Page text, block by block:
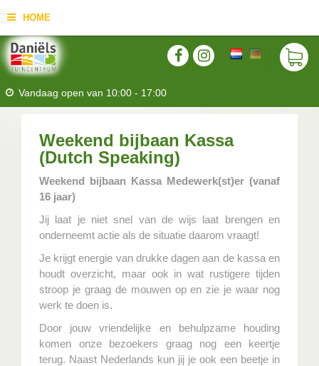
HOME
Vandaag open van 10:00 - 17:00
Weekend bijbaan Kassa
(Dutch Speaking)
Weekend bijbaan Kassa Medewerk(st)er (vanaf
16 jaar)
Jij laat je niet snel van de wijs laat brengen en
onderneemt actie als de situatie daarom vraagt!
Je krijgt energie van drukke dagen aan de kassa en
houdt overzicht, maar ook in wat rustigere tijden
stroop je graag de mouwen op en zie je waar nog
werk te doen is.
Door jouw vriendelijke en behulpzame houding
komen onze bezoekers graag nog een keertje
terug. Naast Nederlands kun jij je ook een beetje in